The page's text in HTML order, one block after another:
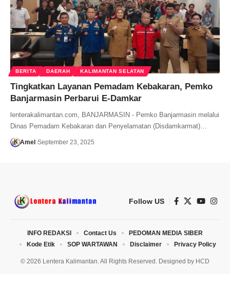
BERITA DAERAH KALIMANTAN SELATAN
Tingkatkan Layanan Pemadam Kebakaran, Pemko
Banjarmasin Perbarui E-Damkar
lenterakalimantan.com, BANJARMASIN - Pemko Banjarmasin melalui
Dinas Pemadam Kebakaran dan Penyelamatan (Disdamkarmat)…
Amel September 23, 2025
Follow US
© 2026 Lentera Kalimantan. All Rights Reserved. Designed by HCD
INFO REDAKSI Contact Us
PEDOMAN MEDIA SIBER
Kode Etik
SOP WARTAWAN Disclaimer Privacy Policy